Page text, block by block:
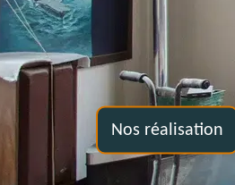
Nos réalisation